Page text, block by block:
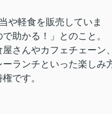
や軽食を販売していま
助かる！」とのこと。
さんやカフェチェーン
ランチといった楽しみ
です。